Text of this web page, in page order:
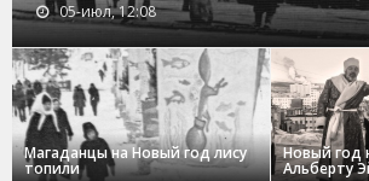
05-июл, 12:08
Магаданцы на Новый год лису
топили
Новый год
Альберту